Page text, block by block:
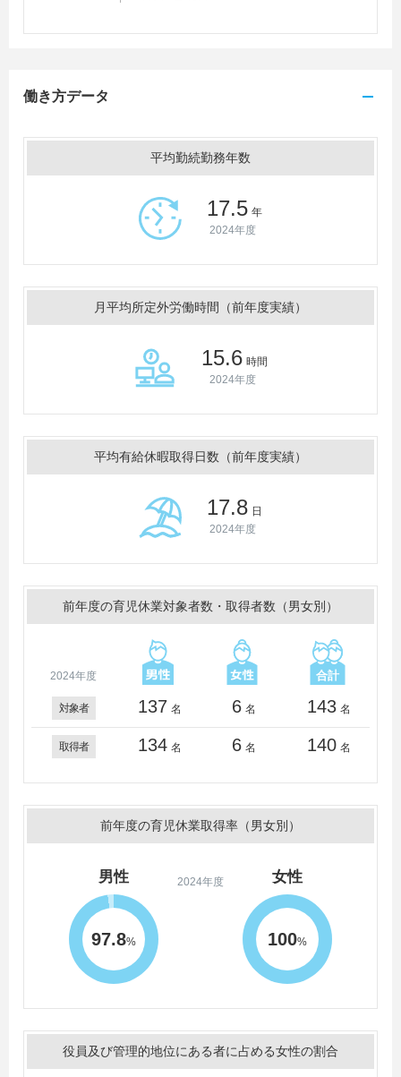
働き方データ
平均勤続勤務年数
17.5 年
2024年度
月平均所定外労働時間（前年度実績）
15.6 時間
2024年度
平均有給休暇取得日数（前年度実績）
17.8 日
2024年度
前年度の育児休業対象者数・取得者数（男女別）
2024年度
対象者 137 名 6 名 143 名
取得者 134 名 6 名 140 名
前年度の育児休業取得率（男女別）
2024年度
男性
97.8%
女性
100%
役員及び管理的地位にある者に占める女性の割合